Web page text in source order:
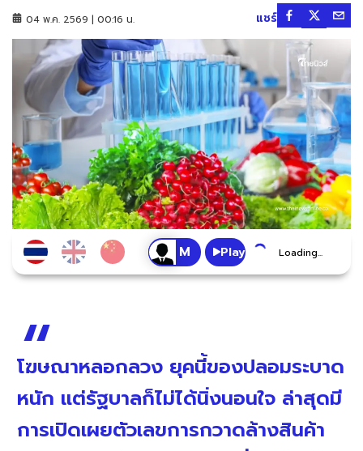
04 พ.ค. 2569 | 00:16 น. แชร์
Play Loading...
โฆษณาหลอกลวง ยุคนี้ของปลอมระบาด
หนัก แต่รัฐบาลก็ไม่ได้นิ่งนอนใจ ล่าสุดมี
การเปิดเผยตัวเลขการกวาดล้างสินค้า